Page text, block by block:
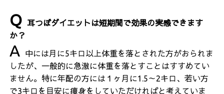
耳つぼダイエットは短期間で効果の実感できます
か？
中には月に5キロ以上体重を落とされた方がおられま
したが、一般的に急激に体重を落とすことはすすめてい
ません。特に年配の方には１ヶ月に1.5～2キロ、若い方
で3キロを目安に痩身をしていただければと考えていま